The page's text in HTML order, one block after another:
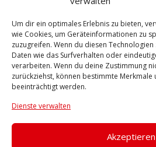
Um dir ein optimales Erlebnis zu bieten,
wie Cookies, um Geräteinformationen zu
zuzugreifen. Wenn du diesen
Daten wie das Surfverhalten oder
verarbeiten. Wenn du deine Zustimmung
zurückziehst, können bestimmte Merkmale
beeinträchtigt werden.
Dienste verwalten
Akzeptieren
Herstellung
Endbearbeitung
SOCIAL
Youtube
Twitter